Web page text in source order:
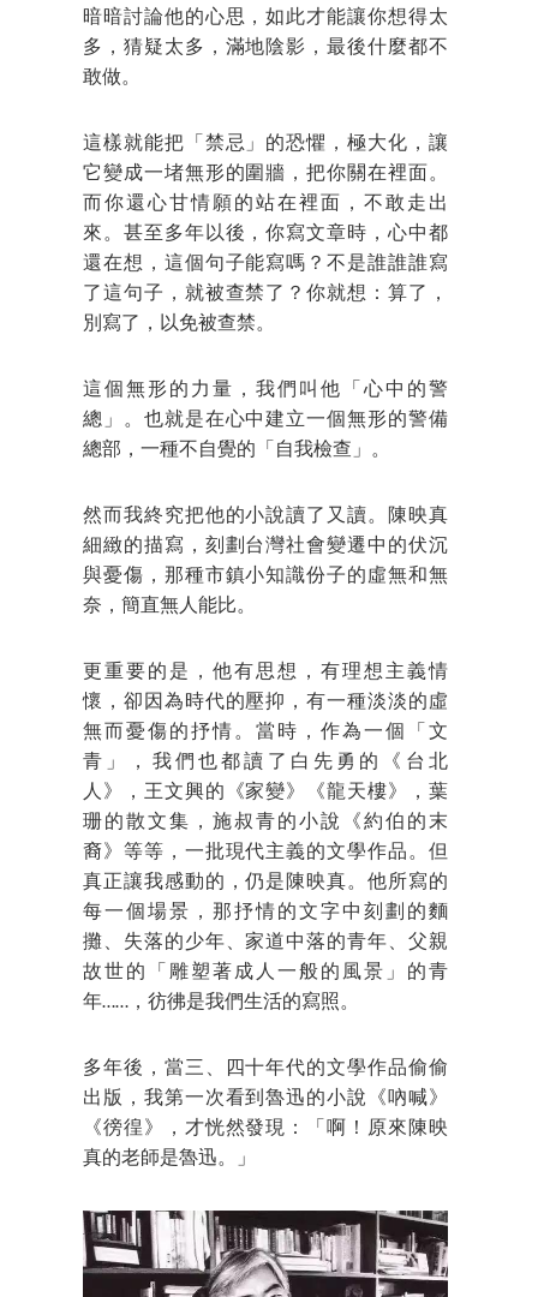
暗暗討論他的心思，如此才能讓你想得太
多，猜疑太多，滿地陰影，最後什麼都不
敢做。
這樣就能把「禁忌」的恐懼，極大化，讓
它變成一堵無形的圍牆，把你關在裡面。
而你還心甘情願的站在裡面，不敢走出
來。甚至多年以後，你寫文章時，心中都
還在想，這個句子能寫嗎？不是誰誰誰寫
了這句子，就被查禁了？你就想：算了，
別寫了，以免被查禁。
這個無形的力量，我們叫他「心中的警
總」。也就是在心中建立一個無形的警備
總部，一種不自覺的「自我檢查」。
然而我終究把他的小說讀了又讀。陳映真
細緻的描寫，刻劃台灣社會變遷中的伏沉
與憂傷，那種市鎮小知識份子的虛無和無
奈，簡直無人能比。
更重要的是，他有思想，有理想主義情
懷，卻因為時代的壓抑，有一種淡淡的虛
無而憂傷的抒情。當時，作為一個「文
青」，我們也都讀了白先勇的《台北
人》，王文興的《家變》《龍天樓》，葉
珊的散文集，施叔青的小說《約伯的末
裔》等等，一批現代主義的文學作品。但
真正讓我感動的，仍是陳映真。他所寫的
每一個場景，那抒情的文字中刻劃的麵
攤、失落的少年、家道中落的青年、父親
故世的「雕塑著成人一般的風景」的青
年……，彷彿是我們生活的寫照。
多年後，當三、四十年代的文學作品偷偷
出版，我第一次看到魯迅的小說《吶喊》
《徬徨》，才恍然發現：「啊！原來陳映
真的老師是魯迅。」